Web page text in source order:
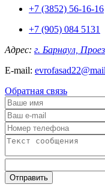
+7 (3852) 56-16-16
+7 (905) 084 5131
Адрес: г. Барнаул,
E-mail:
Обратная связь
Отправить